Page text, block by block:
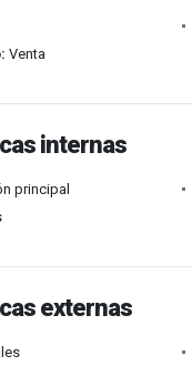
Venta
internas
principal
externas